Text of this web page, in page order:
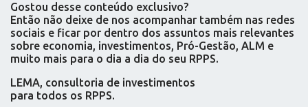
Gostou desse conteúdo exclusivo?
Então não deixe de nos acompanhar também nas redes
sociais e ficar por dentro dos assuntos mais relevantes
sobre economia, investimentos, Pró-Gestão, ALM e
muito mais para o dia a dia do seu RPPS.
LEMA, consultoria de investimentos
para todos os RPPS.